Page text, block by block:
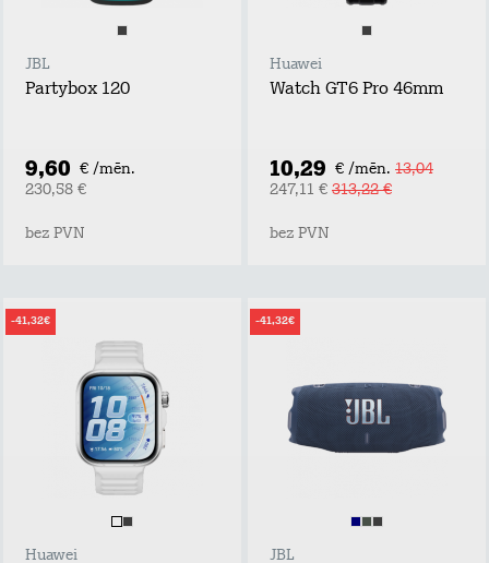
JBL
Partybox 120
9,60 € /mēn.
230,58 €
bez PVN
Huawei
Watch GT6 Pro 46mm
10,29 € /mēn. 13,04
247,11 € 313,22 €
bez PVN
-41,32€
Huawei
-41,32€
JBL